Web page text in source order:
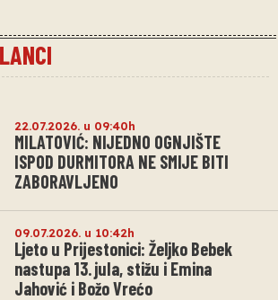
22.07.2026. u 09:40h
MILATOVIĆ: NIJEDNO OGNJIŠTE
ISPOD DURMITORA NE SMIJE BITI
ZABORAVLJENO
09.07.2026. u 10:42h
Ljeto u Prijestonici: Željko Bebek
nastupa 13. jula, stižu i Emina
Jahović i Božo Vrećo